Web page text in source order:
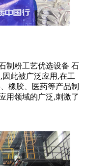
制粉工艺优选设备 石
此被广泛应用,在工
橡胶、医药等产品制
用领域的广泛,刺激了